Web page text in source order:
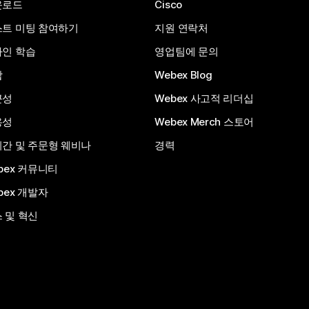
드
미팅 참여하기
인 학습
간 및 주문형 웨비나
커뮤니티
개발자
및 혁신
Cisco
지원 연락처
영업팀에 문의
Webex Blog
Webex 사고적 리더십
Webex Merch 스토어
경력